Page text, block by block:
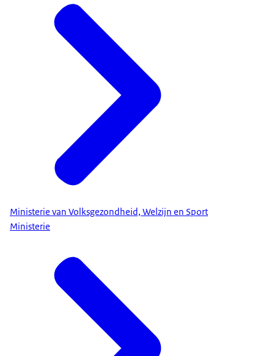
Ministerie van Volksgezondheid, Welzijn en Sport
Ministerie